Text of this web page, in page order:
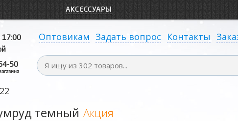
АКСЕССУАРЫ
17:00
50
Оптовикам Задать вопрос Контакты
темный Акция